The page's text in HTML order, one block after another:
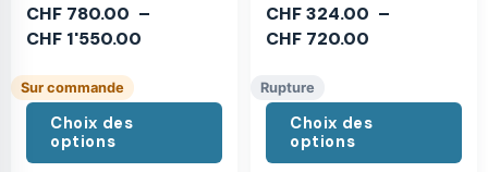
CHF 780.00 –
CHF 1'550.00
Sur commande
Choix des
options
CHF324.00 –
CHF 720.00
Rupture
Choix des
options